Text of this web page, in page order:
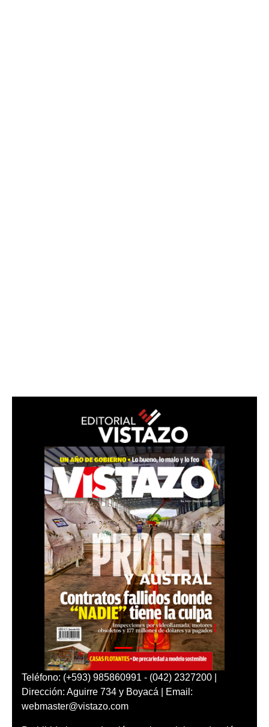
Teléfono: (+593) 985860991 - (042) 2327200 |
Dirección: Aguirre 734 y Boyacá | Email:
webmaster@vistazo.com